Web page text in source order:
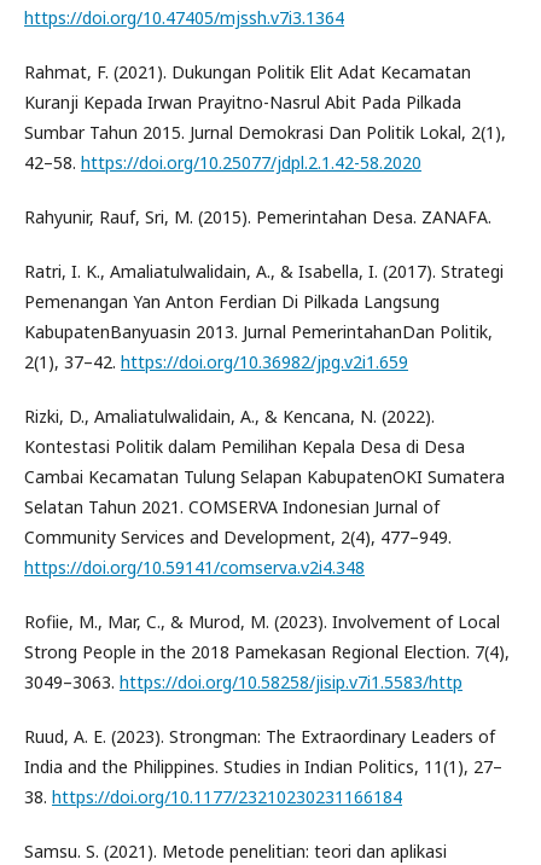
https://doi.org/10.47405/mjssh.v7i3.1364
Rahmat, F. (2021). Dukungan Politik Elit Adat Kecamatan
Kuranji Kepada Irwan Prayitno-Nasrul Abit Pada Pilkada
Sumbar Tahun 2015. Jurnal Demokrasi Dan Politik Lokal, 2(1),
42–58. https://doi.org/10.25077/jdpl.2.1.42-58.2020
Rahyunir, Rauf, Sri, M. (2015). Pemerintahan Desa. ZANAFA.
Ratri, I. K., Amaliatulwalidain, A., & Isabella, I. (2017). Strategi
Pemenangan Yan Anton Ferdian Di Pilkada Langsung
KabupatenBanyuasin 2013. Jurnal PemerintahanDan Politik,
2(1), 37–42. https://doi.org/10.36982/jpg.v2i1.659
Rizki, D., Amaliatulwalidain, A., & Kencana, N. (2022).
Kontestasi Politik dalam Pemilihan Kepala Desa di Desa
Cambai Kecamatan Tulung Selapan KabupatenOKI Sumatera
Selatan Tahun 2021. COMSERVA Indonesian Jurnal of
Community Services and Development, 2(4), 477–949.
https://doi.org/10.59141/comserva.v2i4.348
Rofiie, M., Mar, C., & Murod, M. (2023). Involvement of Local
Strong People in the 2018 Pamekasan Regional Election. 7(4),
3049–3063. https://doi.org/10.58258/jisip.v7i1.5583/http
Ruud, A. E. (2023). Strongman: The Extraordinary Leaders of
India and the Philippines. Studies in Indian Politics, 11(1), 27–
38. https://doi.org/10.1177/23210230231166184
Samsu. S. (2021). Metode penelitian: teori dan aplikasi